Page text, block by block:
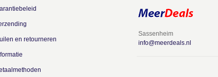
en retourneren
Sassenheim
info@meerdeals.nl